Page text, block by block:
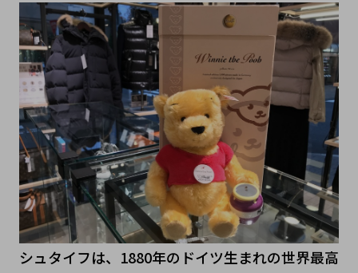
シュタイフは、1880年のドイツ生まれの世界最高